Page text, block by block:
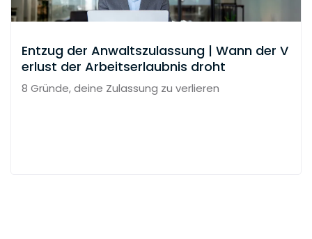
Entzug der Anwaltszulassung | Wann der V
erlust der Arbeitserlaubnis droht
8 Gründe, deine Zulassung zu verlieren